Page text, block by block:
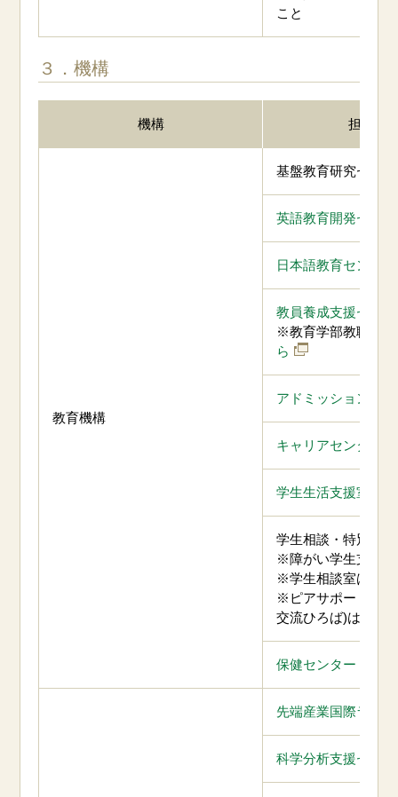
こと
３．機構
機構 担当部
教育機構
基盤教育研究セン
英語教育開発セン
日本語教育センター
教員養成支援セン
※教育学部教職支
ら
アドミッションセ
キャリアセンター
学生生活支援室
学生相談・特別支
※障がい学生支援
※学生相談室は
※ピアサポートル
交流ひろば)は
保健センター
先端産業国際ラボ
科学分析支援セン